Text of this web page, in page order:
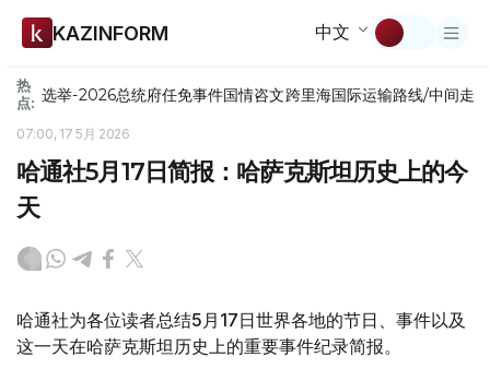
KAZINFORM 中文
热
点: 选举-2026总统府任免事件国情咨文跨里海国际运输路线/中间走廊
07:00, 17 5月 2026
哈通社5月17日简报：哈萨克斯坦历史上的今
天
哈通社为各位读者总结5月17日世界各地的节日、事件以及
这一天在哈萨克斯坦历史上的重要事件纪录简报。